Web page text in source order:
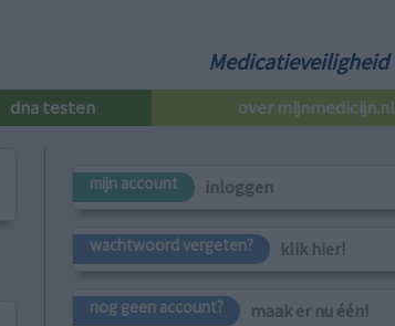
Medicatieveiligheid
dna testen over mijnmedicijn.nl
mijn account inloggen
wachtwoord vergeten? klik hier!
nog geen account? maak er nu één!